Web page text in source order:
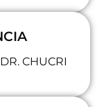
CHUCRI